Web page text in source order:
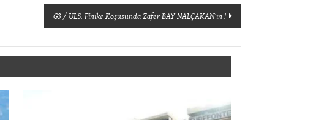
G3 / ULS. Finike Koşusunda Zafer BAY NALÇAKAN’ın !